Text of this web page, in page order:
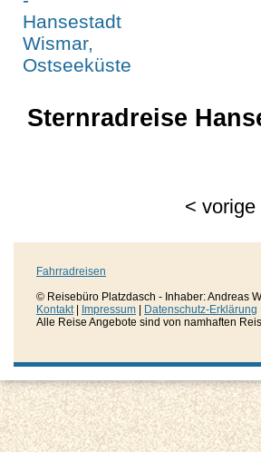
Sternradreise
<vorige
Fahrradreisen
© Reisebüro Platzdasch - Inhaber: Andreas
Kontakt| Impressum
Datenschutz-Erklärung
Alle Reise Angebote sind von namhaften